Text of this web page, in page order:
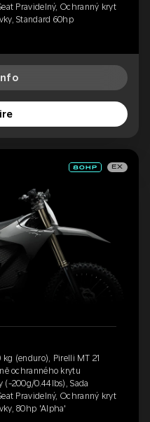
Pravidelný, Ochranný kryt
Standard 60hp
EX
(enduro), Pirelli MT 21
ochranného krytu
(-200g/0.44lbs), Sada
Pravidelný, Ochranný kryt
80hp 'Alpha'